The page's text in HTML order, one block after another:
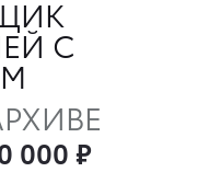
С
000 ₽